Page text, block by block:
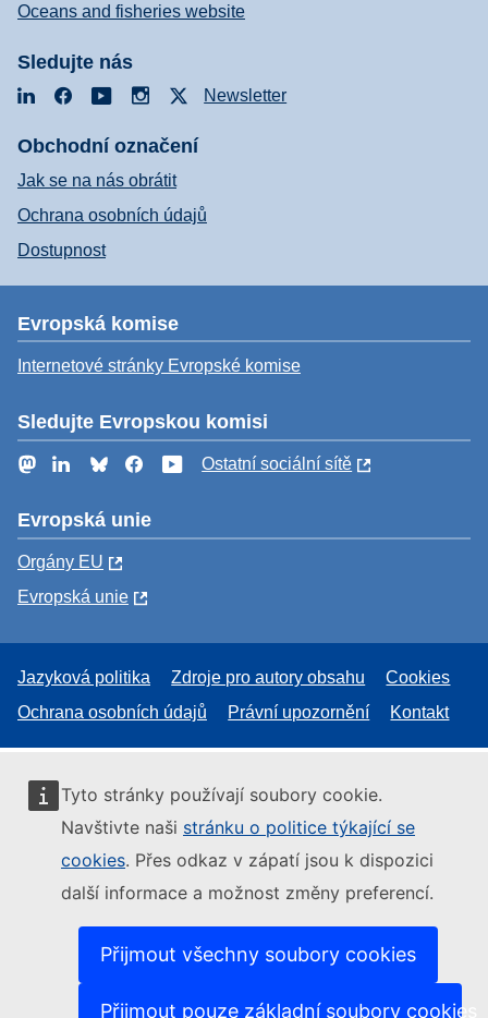
Tyto stránky používají soubory cookie.
Navštivte naši stránku o politice týkající se
cookies. Přes odkaz v zápatí jsou k dispozici
další informace a možnost změny preferencí.
Přijmout všechny soubory cookies
Přijmout pouze základní soubory cookies
Oceans and fisheries website
Sledujte nás
LinkedInFacebookYouTubeInstagramNewsletter
Obchodní označení
Jak se na nás obrátit
Ochrana osobních údajů
Dostupnost
Evropská komise
Internetové stránky Evropské komise
Sledujte Evropskou komisi
MastodonLinkedInBlueskyFacebookYouTube
Ostatní sociální sítě
Evropská unie
Orgány EU
Evropská unie
Jazyková politika Zdroje pro autory obsahu
Cookies
Ochrana osobních údajů
Právní upozornění Kontakt